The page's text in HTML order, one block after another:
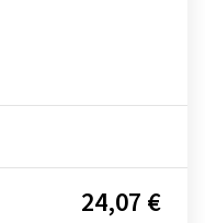
24,07 €